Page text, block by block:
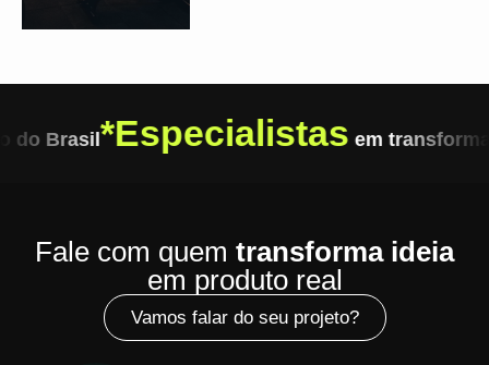
Brasil*Especialistasem transformar
Fale com quem transforma ideia
em produto real
Vamos falar do seu projeto?